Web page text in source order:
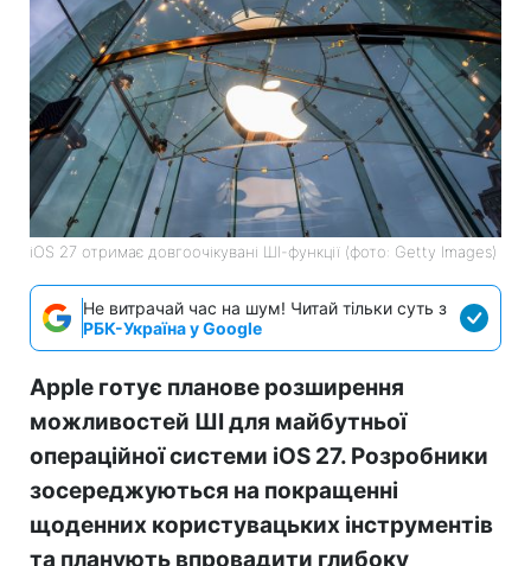
iOS 27 отримає довгоочікувані ШІ-функції (фото: Getty Images)
Не витрачай час на шум! Читай тільки суть з
РБК-Україна у Google
Apple готує планове розширення
можливостей ШІ для майбутньої
операційної системи iOS 27. Розробники
зосереджуються на покращенні
щоденних користувацьких інструментів
та планують впровадити глибоку